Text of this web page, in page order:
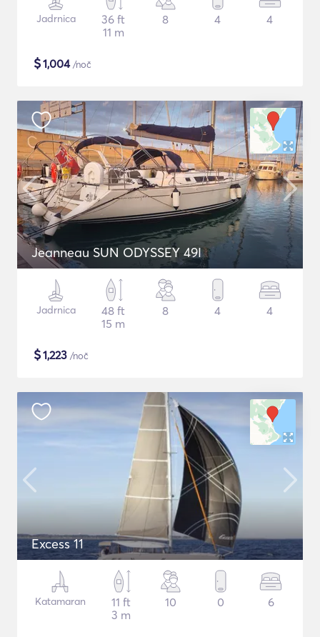
Jadrnica
36 ft
11 m
8 4 4
$1,004/noč
Jeanneau SUN ODYSSEY 49I
Jadrnica
48 ft
15 m
8 4 4
$1,223 /noč
Excess 11
Katamaran
11 ft
3 m
10 0 6